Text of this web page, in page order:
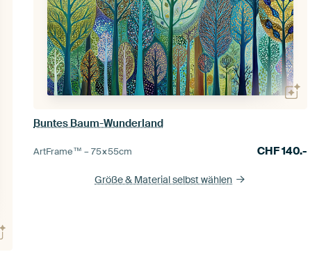
Buntes Baum-Wunderland
ArtFrame™ –75×55cm CHF140.-
Größe & Material selbst wählen